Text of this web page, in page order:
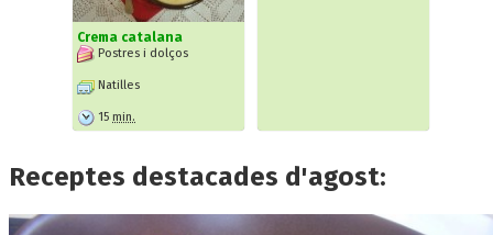
Crema catalana
Postres i dolços
Natilles
15 min.
Receptes destacades d'agost: